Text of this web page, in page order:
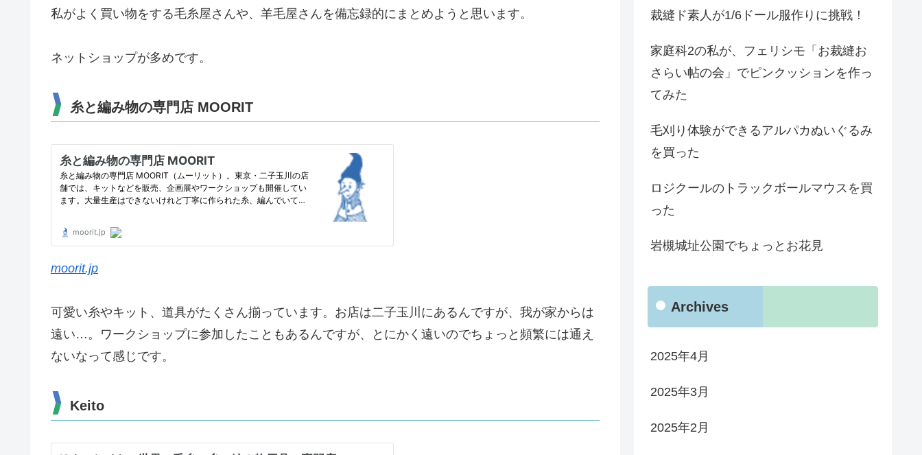
私がよく買い物をする毛糸屋さんや、羊毛屋さんを備忘録的にまとめようと思います。
ネットショップが多めです。
糸と編み物の専門店 MOORIT
moorit.jp
可愛い糸やキット、道具がたくさん揃っています。お店は二子玉川にあるんですが、我が家からは
遠い…。ワークショップに参加したこともあるんですが、とにかく遠いのでちょっと頻繁には通え
ないなって感じです。
Keito
裁縫ド素人が1/6ドール服作りに挑戦！
家庭科2の私が、フェリシモ「お裁縫お
さらい帖の会」でピンクッションを作っ
てみた
毛刈り体験ができるアルパカぬいぐるみ
を買った
ロジクールのトラックボールマウスを買
った
岩槻城址公園でちょっとお花見
Archives
2025年4月
2025年3月
2025年2月